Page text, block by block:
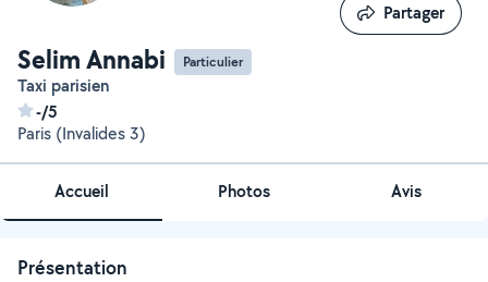
Selim Annabi Particulier
Taxi parisien
-/5
Paris (Invalides 3)
Partager
Partager
Accueil Photos Avis
Présentation